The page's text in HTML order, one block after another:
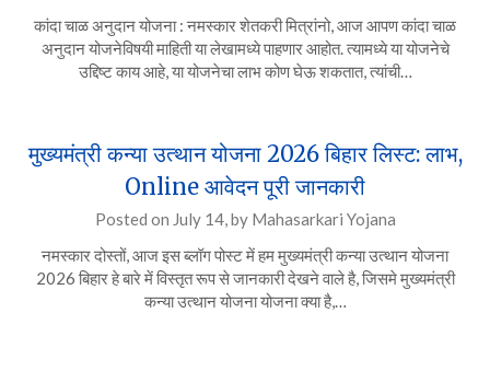
कांदा चाळ अनुदान योजना : नमस्कार शेतकरी मित्रांनो, आज आपण कांदा चाळ
अनुदान योजनेविषयी माहिती या लेखामध्ये पाहणार आहोत. त्यामध्ये या योजनेचे
उद्दिष्ट काय आहे, या योजनेचा लाभ कोण घेऊ शकतात, त्यांची…
मुख्यमंत्री कन्या उत्थान योजना 2026 बिहार लिस्ट: लाभ,
Online आवेदन पूरी जानकारी
Posted on July 14,by Mahasarkari Yojana
नमस्कार दोस्तों, आज इस ब्लॉग पोस्ट में हम मुख्यमंत्री कन्या उत्थान योजना
2026 बिहार हे बारे में विस्तृत रूप से जानकारी देखने वाले है, जिसमे मुख्यमंत्री
कन्या उत्थान योजना योजना क्या है,…